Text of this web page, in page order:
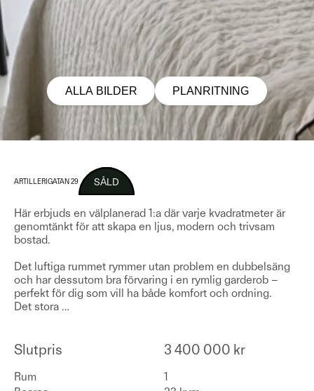
ALLA BILDER PLANRITNING
ARTILLERIGATAN 29 SÅLD
Här erbjuds en välplanerad 1:a där varje kvadratmeter är
genomtänkt för att skapa en ljus, modern och trivsam
bostad.
Det luftiga rummet rymmer utan problem en dubbelsäng
och har dessutom bra förvaring i en rymlig garderob –
perfekt för dig som vill ha både komfort och ordning.
Det stora …
Slutpris 3 400 000 kr
Rum
1